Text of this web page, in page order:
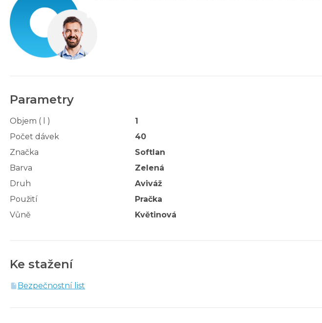
Parametry
Objem ( l )
1
Počet dávek
40
Značka
Softlan
Barva
Zelená
Druh
Aviváž
Použití
Pračka
Vůně
Květinová
Ke stažení
Bezpečnostní list